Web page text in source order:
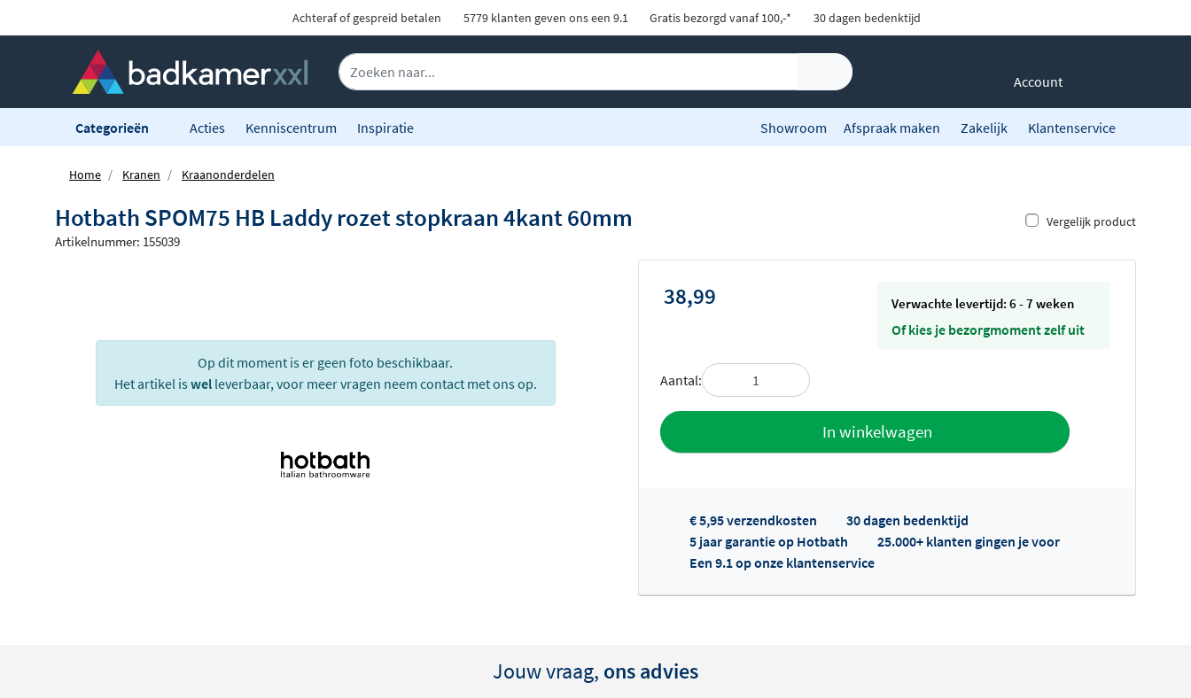
Achteraf of gespreid betalen 5779 klanten geven ons een 9.1 Gratis bezorgd vanaf 100,-* 30 dagen bedenktijd
Account
Categorieën Acties Kenniscentrum Inspiratie Showroom Afspraak maken Zakelijk Klantenservice
Home Kranen Kraanonderdelen
Hotbath SPOM75 HB Laddy rozet stopkraan 4kant 60mm Vergelijk product
Artikelnummer: 155039
Op dit moment is er geen foto beschikbaar.
Het artikel is welleverbaar, voor meer vragen neem contact met ons op.
38,99 Verwachte levertijd: 6 - 7 weken
Of kies je bezorgmoment zelf uit
Aantal:
In winkelwagen
Toevoegen aan offerte
Offertes ophalen...
€ 5,95 verzendkosten
30 dagen bedenktijd
5 jaar garantie op Hotbath
25.000+ klanten gingen je voor
Een 9.1 op onze klantenservice
Jouw vraag, ons advies